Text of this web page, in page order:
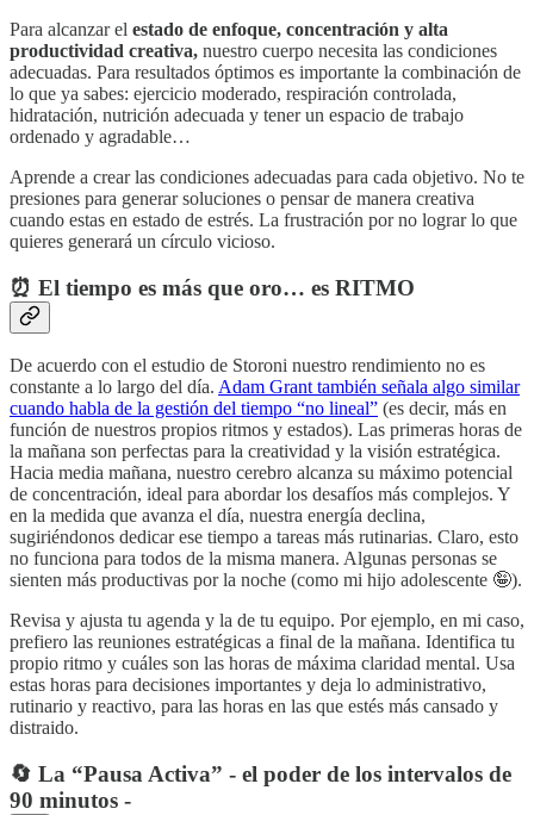
Para alcanzar el estado de enfoque, concentración y alta
productividad creativa, nuestro cuerpo necesita las condiciones
adecuadas. Para resultados óptimos es importante la combinación de
lo que ya sabes: ejercicio moderado, respiración controlada,
hidratación, nutrición adecuada y tener un espacio de trabajo
ordenado y agradable…
Aprende a crear las condiciones adecuadas para cada objetivo. No te
presiones para generar soluciones o pensar de manera creativa
cuando estas en estado de estrés. La frustración por no lograr lo que
quieres generará un círculo vicioso.
⏰ El tiempo es más que oro… es RITMO
De acuerdo con el estudio de Storoni nuestro rendimiento no es
constante a lo largo del día. Adam Grant también señala algo similar
cuando habla de la gestión del tiempo “no lineal” (es decir, más en
función de nuestros propios ritmos y estados). Las primeras horas de
la mañana son perfectas para la creatividad y la visión estratégica.
Hacia media mañana, nuestro cerebro alcanza su máximo potencial
de concentración, ideal para abordar los desafíos más complejos. Y
en la medida que avanza el día, nuestra energía declina,
sugiriéndonos dedicar ese tiempo a tareas más rutinarias. Claro, esto
no funciona para todos de la misma manera. Algunas personas se
sienten más productivas por la noche (como mi hijo adolescente 🤪).
Revisa y ajusta tu agenda y la de tu equipo. Por ejemplo, en mi caso,
prefiero las reuniones estratégicas a final de la mañana. Identifica tu
propio ritmo y cuáles son las horas de máxima claridad mental. Usa
estas horas para decisiones importantes y deja lo administrativo,
rutinario y reactivo, para las horas en las que estés más cansado y
distraido.
🔄 La “Pausa Activa” - el poder de los intervalos de
90 minutos -